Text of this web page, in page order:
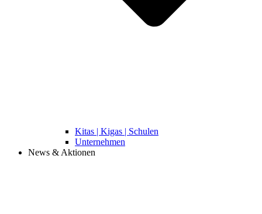
Kitas | Kigas | Schulen
Unternehmen
News & Aktionen